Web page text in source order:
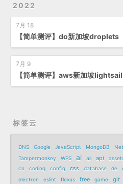
2022
7月 18
【简单测评】do新加坡droplets
7月 9
【简单测评】aws新加坡lightsail
标签云
DNS Google JavaScript MongoDB
Tampermonkey
WPS ai ali api
cn coding config css database de
electron
eslint flexus free game git